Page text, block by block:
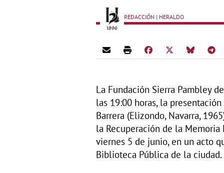
REDACCIÓN | HERALDO
La Fundación Sierra Pambley
las 19:00 horas, la
Barrera (Elizondo, Navarra,
la Recuperación de la
viernes 5 de junio, en un acto
Biblioteca Pública de la ciudad.